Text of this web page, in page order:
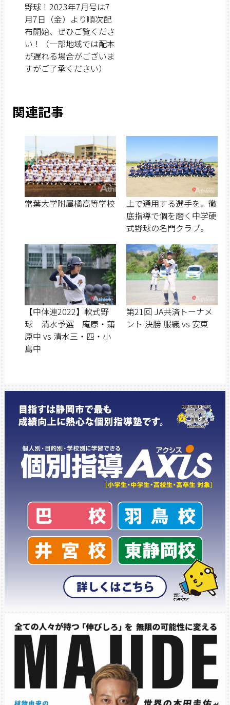
野球！2023年7月号は7
月7日（金）より順次配
布開始、ぜひご覧くださ
い！（一部地域では配本
が遅れる場合がございま
すがご了承ください）
関連記事
常葉大学附属橘高等学校
上で通用する選手を。徹
底指導で個を磨く中学硬
式野球の名門クラブ。
【中体連2022】軟式野
球 清水予選 庵原・蒲
原中 vs 清水三・四・小
島中
第21回 JA共済トーナメ
ント 決勝 服織 vs 安東